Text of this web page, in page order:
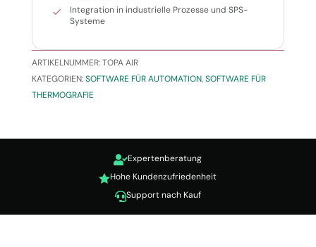
Integration in industrielle Prozesse und SPS-
Systeme
ARTIKELNUMMER:TOPA AIR
KATEGORIEN:SOFTWARE FÜR AUTOMATION,SOFTWARE FÜR
THERMOGRAFIE
Expertenberatung
Hohe Kundenzufriedenheit
Support nach Kauf